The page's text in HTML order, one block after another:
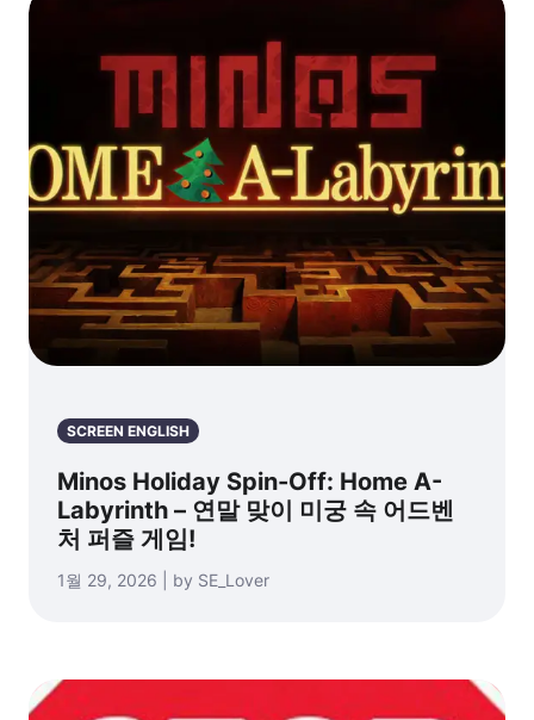
죠스 레고 아이
콘: 50주년 기념,
죠스의 유산을 쌓
다!
SCREEN ENGLISH
Minos Holiday Spin-Off: Home A-
Labyrinth – 연말 맞이 미궁 속 어드벤
처 퍼즐 게임!
1월 29, 2026 | by SE_Lover